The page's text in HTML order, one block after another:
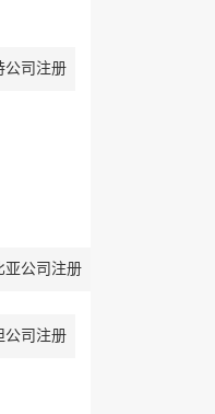
公司注册
亚公司注册
公司注册